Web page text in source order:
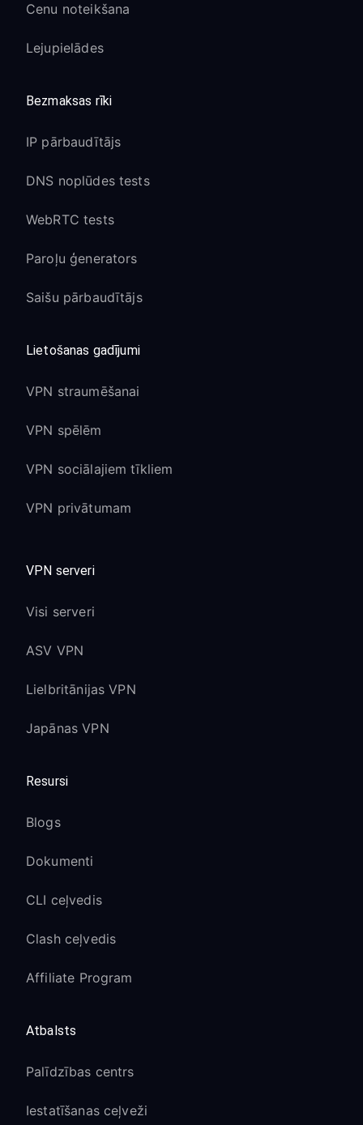
Cenu noteikšana
Lejupielādes
Bezmaksas rīki
IP pārbaudītājs
DNS noplūdes tests
WebRTC tests
Paroļu ģenerators
Saišu pārbaudītājs
Lietošanas gadījumi
VPN straumēšanai
VPN spēlēm
VPN sociālajiem tīkliem
VPN privātumam
VPN serveri
Visi serveri
ASV VPN
Lielbritānijas VPN
Japānas VPN
Resursi
Blogs
Dokumenti
CLI ceļvedis
Clash ceļvedis
Affiliate Program
Atbalsts
Palīdzības centrs
Iestatīšanas ceļveži